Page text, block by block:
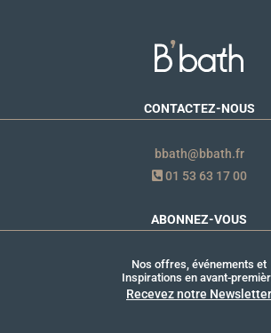
CONTACTEZ-NOUS
bbath@bbath.fr
01 53 63 17 00
ABONNEZ-VOUS
Nos offres, événements et
Inspirations en avant-
Recevez notre Newsletter